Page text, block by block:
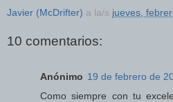
Javier (McDrifter) a la/s jueves,
10 comentarios:
Anónimo 19 de febrero de
Como siempre con tu